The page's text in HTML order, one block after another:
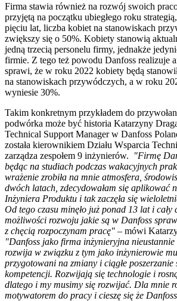
Firma stawia również na rozwój swoich
przyjętą na początku ubiegłego roku
pięciu lat, liczba kobiet na stanowiskach
zwiększy się o 50%. Kobiety stanowią
jedną trzecią personelu firmy, jednakże
firmie. Z tego też powodu Danfoss realizuje
sprawi, że w roku 2022 kobiety będą
na stanowiskach przywódczych, a w roku
wyniesie 30%.
Takim konkretnym przykładem do
podwórka może być historia Katarzyny
Technical Support Manager w Danfoss
została kierownikiem Działu Wsparcia
zarządza zespołem 9 inżynierów.
"Firmę
będąc na studiach podczas wakacyjnych
wrażenie zrobiła na mnie atmosfera,
dwóch latach, zdecydowałam się aplikować
Inżyniera Produktu i tak zaczęła się
Od tego czasu minęło już ponad 13 lat i cały
możliwości rozwoju jakie są w Danfoss
z chęcią rozpoczynam pracę" – mówi
"Danfoss jako firma inżynieryjna nieustannie
rozwija w związku z tym jako inżynierowie
przygotowani na zmiany i ciągłe
kompetencji. Rozwijają się technologie i
dlatego i my musimy się rozwijać. Dla mnie
motywatorem do pracy i cieszę się że